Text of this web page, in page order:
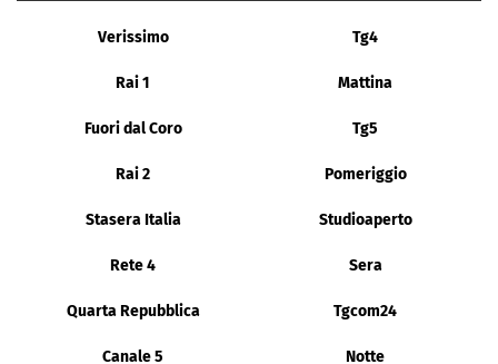
Verissimo Tg4
Rai 1 Mattina
Fuori dal Coro Tg5
Rai 2 Pomeriggio
Stasera Italia Studioaperto
Rete 4 Sera
Quarta Repubblica Tgcom24
Canale 5 Notte